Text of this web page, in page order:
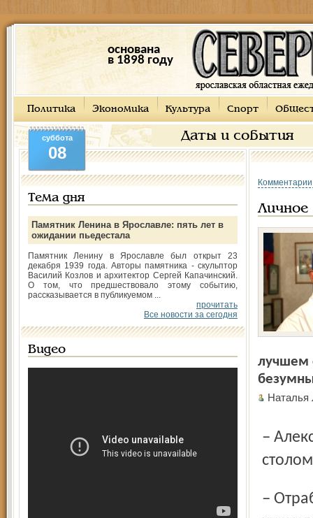
основана
в 1898 году
Политика Экономика Культура Спорт
Даты и события
суббота
08
Тема дня
Памятник Ленина в Ярославле: пять лет в
ожидании пьедестала
Памятник Ленину в Ярославле был открыт 23
декабря 1939 года. Авторы памятника - скульптор
Василий Козлов и архитектор Сергей Капачинский.
О том, что предшествовало этому событию,
рассказывается в публикуемом ...
прочитать
Все новости за сегодня
Видео
Личное
лучшем
– Александр Витальевич, тридцать лет за операционным
– Отработал срок за целое поколение профессиональных